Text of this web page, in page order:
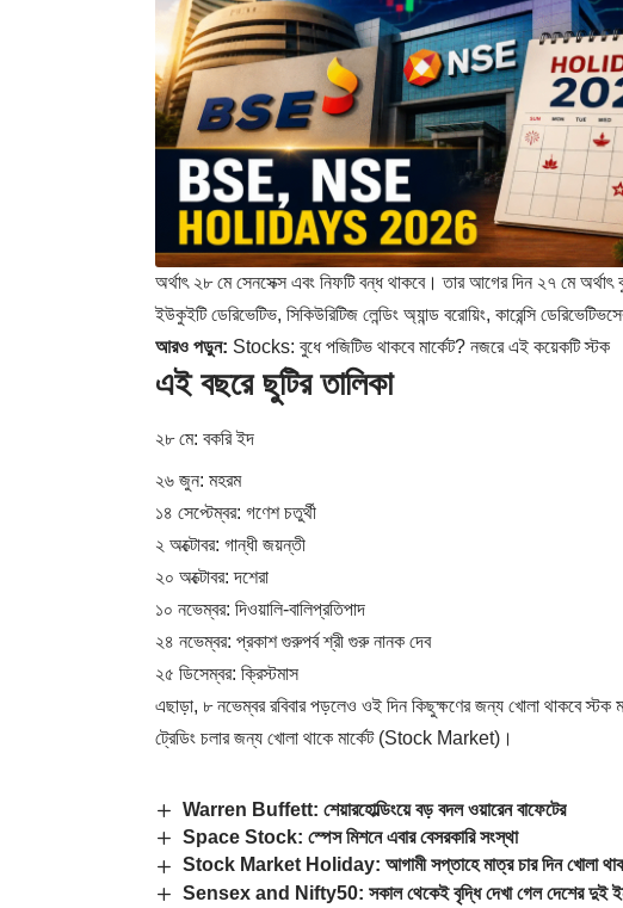
অর্থাৎ ২৮ মে সেনসেক্স এবং নিফটি বন্ধ থাকবে। তার আগের দিন ২৭ মে
ইউকুইটি ডেরিভেটিভ, সিকিউরিটিজ লেন্ডিং অ্যান্ড বরোয়িং, কারেন্সি
আরও পড়ুন: Stocks: বুধে পজিটিভ থাকবে মার্কেট? নজরে এই কয়েকটি স্টক
এই বছরে ছুটির তালিকা
২৮ মে: বকরি ইদ
২৬ জুন: মহরম
১৪ সেপ্টেম্বর: গণেশ চতুর্থী
২ অক্টোবর: গান্ধী জয়ন্তী
২০ অক্টোবর: দশেরা
১০ নভেম্বর: দিওয়ালি-বালিপ্রতিপাদ
২৪ নভেম্বর: প্রকাশ গুরুপর্ব শ্রী গুরু নানক দেব
২৫ ডিসেম্বর: ক্রিস্টমাস
এছাড়া, ৮ নভেম্বর রবিবার পড়লেও ওই দিন কিছুক্ষণের জন্য খোলা থাকবে
ট্রেডিং চলার জন্য খোলা থাকে মার্কেট (Stock Market)।
Warren Buffett: শেয়ারহোল্ডিংয়ে বড় বদল ওয়ারেন বাফেটের
Space Stock: স্পেস মিশনে এবার বেসরকারি সংস্থা
Stock Market Holiday: আগামী সপ্তাহে মাত্র চার দিন খোলা
Sensex and Nifty50: সকাল থেকেই বৃদ্ধি দেখা গেল দেশের দুই